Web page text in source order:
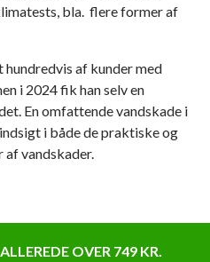
bla. flere former af
hundredvis af kunder med
i 2024 fik han selv en
En omfattende vandskade i
i både de praktiske og
vandskader.
OVER 749 KR.